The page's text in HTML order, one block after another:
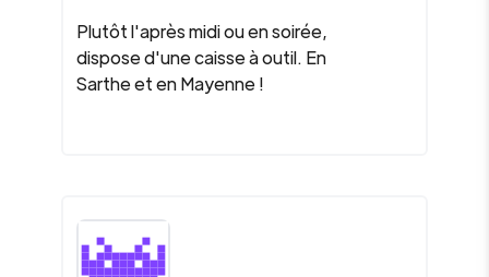
Plutôt l'après midi ou en soirée,
dispose d'une caisse à outil. En
Sarthe et en Mayenne !